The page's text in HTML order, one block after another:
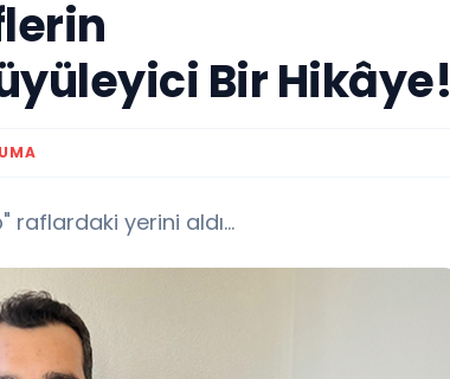
Bir Hikâye!
raflardaki yerini aldı...